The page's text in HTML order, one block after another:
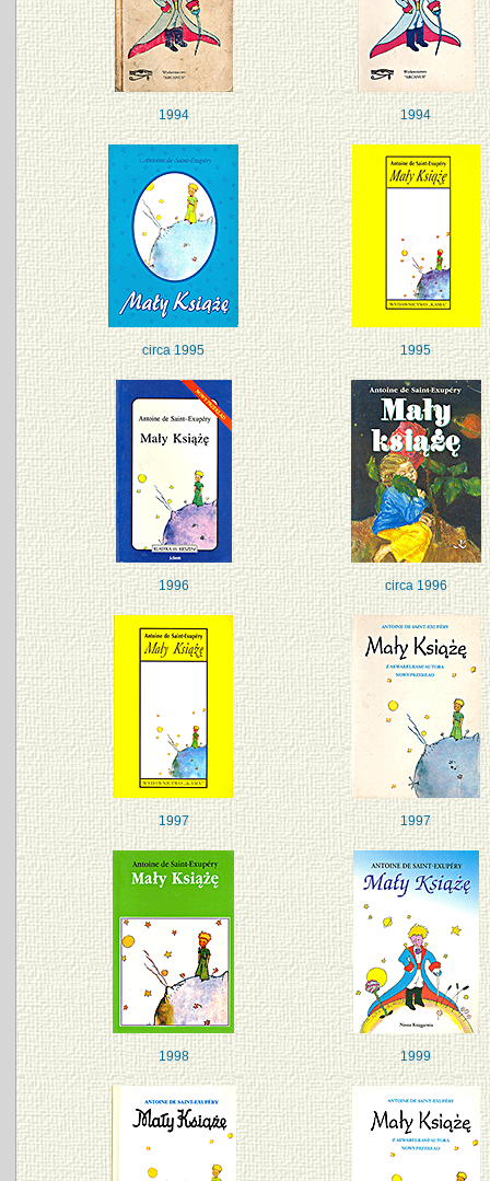
1994 1994
circa 1995 1995
1996 circa 1996
1997 1997
1998 1999